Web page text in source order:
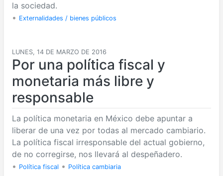
la sociedad.
• Externalidades / bienes públicos
LUNES, 14 DE MARZO DE 2016
Por una política fiscal y
monetaria más libre y
responsable
La política monetaria en México debe apuntar a
liberar de una vez por todas al mercado cambiario.
La política fiscal irresponsable del actual gobierno,
de no corregirse, nos llevará al despeñadero.
• Política fiscal • Política cambiaria